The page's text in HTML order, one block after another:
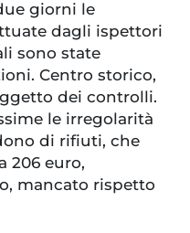
giorni le
dagli ispettori
sono state
Centro storico,
dei controlli.
le irregolarità
di rifiuti, che
206 euro,
mancato rispetto